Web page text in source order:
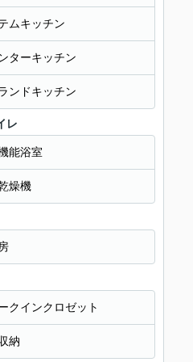
ムキッチン
ターキッチン
ンドキッチン
レ
能浴室
燥機
クインクロゼット
納